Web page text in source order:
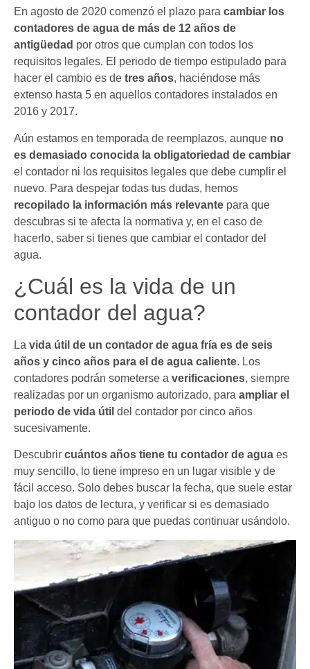
En agosto de 2020 comenzó el plazo para cambiar los
contadores de agua de más de 12 años de
antigüedad por otros que cumplan con todos los
requisitos legales. El periodo de tiempo estipulado para
hacer el cambio es de tres años, haciéndose más
extenso hasta 5 en aquellos contadores instalados en
2016 y 2017.
Aún estamos en temporada de reemplazos, aunque no
es demasiado conocida la obligatoriedad de cambiar
el contador ni los requisitos legales que debe cumplir el
nuevo. Para despejar todas tus dudas, hemos
recopilado la información más relevante para que
descubras si te afecta la normativa y, en el caso de
hacerlo, saber si tienes que cambiar el contador del
agua.
¿Cuál es la vida de un
contador del agua?
La vida útil de un contador de agua fría es de seis
años y cinco años para el de agua caliente. Los
contadores podrán someterse a verificaciones, siempre
realizadas por un organismo autorizado, para ampliar el
periodo de vida útil del contador por cinco años
sucesivamente.
Descubrir cuántos años tiene tu contador de agua es
muy sencillo, lo tiene impreso en un lugar visible y de
fácil acceso. Solo debes buscar la fecha, que suele estar
bajo los datos de lectura, y verificar si es demasiado
antiguo o no como para que puedas continuar usándolo.